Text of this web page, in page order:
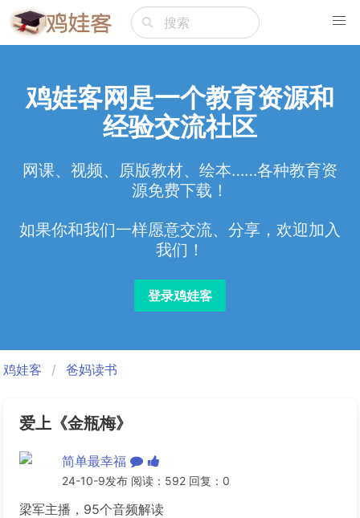
鸡娃客网是一个教育资源和
经验交流社区
网课、视频、原版教材、绘本……各种教育资
源免费下载！
如果你和我们一样愿意交流、分享，欢迎加入
我们！
登录鸡娃客
鸡娃客 爸妈读书
爱上《金瓶梅》
简单最幸福
24-10-9发布 阅读：592 回复：0
梁军主播，95个音频解读